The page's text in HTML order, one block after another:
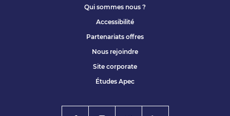
Qui sommes nous ?
Accessibilité
Partenariats offres
Nous rejoindre
Site corporate
Études Apec